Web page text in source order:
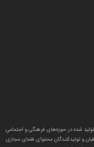
شده در حوزه‌های فرهنگی و اجتماعیِ
و تولید‌کنندگان محتوای فضای مجازی